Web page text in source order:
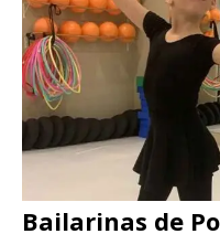
Bailarinas de